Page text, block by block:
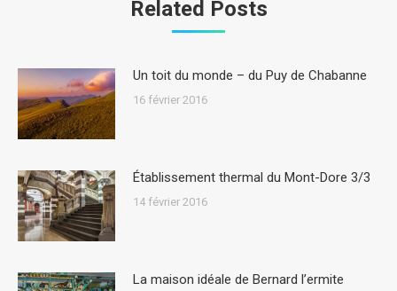
Related Posts
Un toit du monde – du Puy de Chabanne
16 février 2016
Établissement thermal du Mont-Dore 3/3
14 février 2016
La maison idéale de Bernard l’ermite